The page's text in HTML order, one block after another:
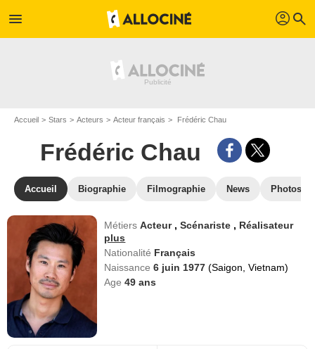
menu profil search
Accueil Stars Acteurs Acteur français Frédéric Chau
Frédéric Chau
Accueil Biographie Filmographie News Photos
MétiersActeur ,Scénariste , Réalisateur
plus
Nationalité Français
Naissance6 juin 1977(Saigon, Vietnam)
Age49 ans